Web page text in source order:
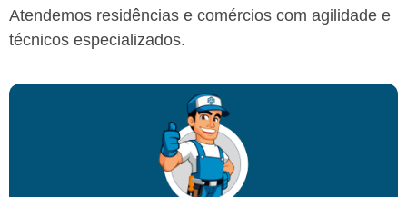
Atendemos residências e comércios com agilidade e
técnicos especializados.